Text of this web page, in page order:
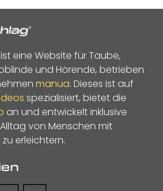
eine Website für Taube,
und Hörende, betrieben
manua. Dieses ist auf
spezialisiert, bietet die
an und entwickelt inklusive
von Menschen mit
erleichtern.